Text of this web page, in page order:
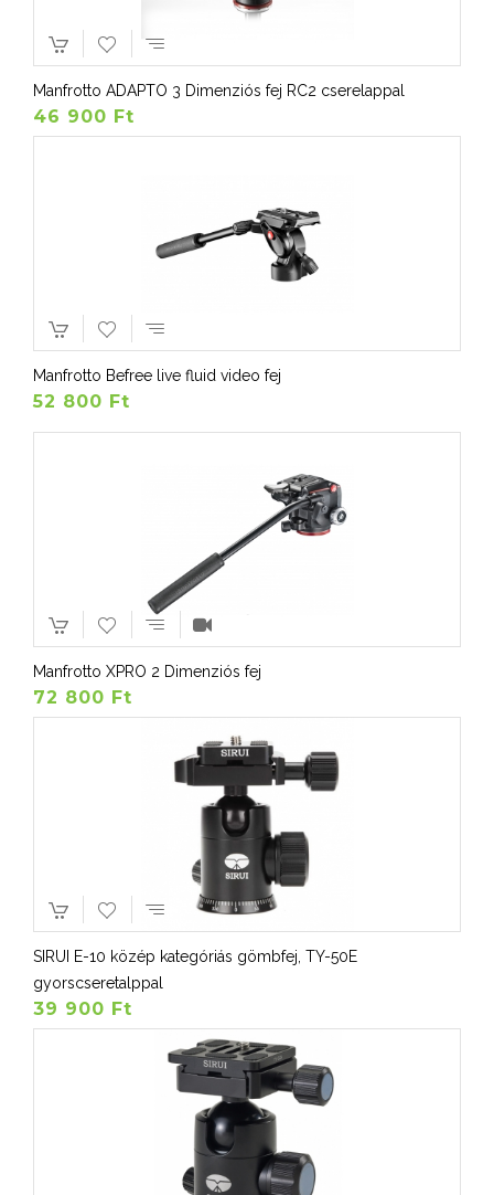
Manfrotto ADAPTO 3 Dimenziós fej RC2 cserelappal
46 900 Ft
Manfrotto Befree live fluid video fej
52 800 Ft
Manfrotto XPRO 2 Dimenziós fej
72 800 Ft
SIRUI E-10 közép kategóriás gömbfej, TY-50E
gyorscseretalppal
39 900 Ft